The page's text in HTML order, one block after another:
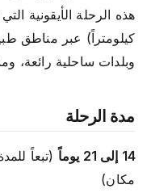
كيلومتراً) عبر مناطق
وبلدات ساحلية رائعة،
مدة الرحلة
14 إلى 21 يوماً
(تبعاً
مكان)